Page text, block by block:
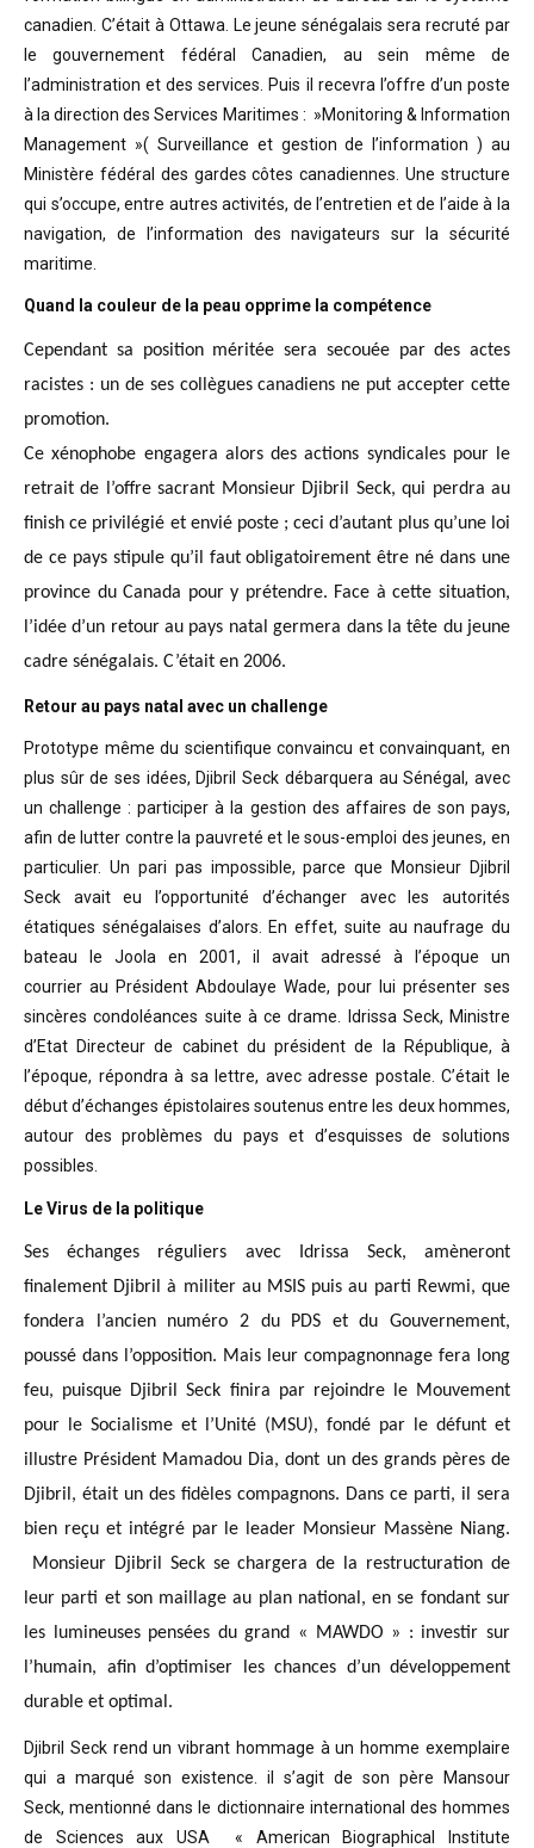
canadien. C’était à Ottawa. Le jeune sénégalais sera recruté par
le gouvernement fédéral Canadien, au sein même de
l’administration et des services. Puis il recevra l’offre d’un poste
à la direction des Services Maritimes : »Monitoring & Information
Management »( Surveillance et gestion de l’information ) au
Ministère fédéral des gardes côtes canadiennes. Une structure
qui s’occupe, entre autres activités, de l’entretien et de l’aide à la
navigation, de l’information des navigateurs sur la sécurité
maritime.
Quand la couleur de la peau opprime la compétence
Cependant sa position méritée sera secouée par des actes
racistes : un de ses collègues canadiens ne put accepter cette
promotion.
Ce xénophobe engagera alors des actions syndicales pour le
retrait de l’offre sacrant Monsieur Djibril Seck, qui perdra au
finish ce privilégié et envié poste ; ceci d’autant plus qu’une loi
de ce pays stipule qu’il faut obligatoirement être né dans une
province du Canada pour y prétendre. Face à cette situation,
l’idée d’un retour au pays natal germera dans la tête du jeune
cadre sénégalais. C’était en 2006.
Retour au pays natal avec un challenge
Prototype même du scientifique convaincu et convainquant, en
plus sûr de ses idées, Djibril Seck débarquera au Sénégal, avec
un challenge : participer à la gestion des affaires de son pays,
afin de lutter contre la pauvreté et le sous-emploi des jeunes, en
particulier. Un pari pas impossible, parce que Monsieur Djibril
Seck avait eu l’opportunité d’échanger avec les autorités
étatiques sénégalaises d’alors. En effet, suite au naufrage du
bateau le Joola en 2001, il avait adressé à l’époque un
courrier au Président Abdoulaye Wade, pour lui présenter ses
sincères condoléances suite à ce drame. Idrissa Seck, Ministre
d’Etat Directeur de cabinet du président de
la République, à
l’époque, répondra à sa lettre, avec adresse postale. C’était le
début d’échanges épistolaires soutenus entre les deux hommes,
autour des problèmes du pays et d’esquisses de solutions
possibles.
Le Virus de la politique
Ses échanges réguliers avec Idrissa Seck, amèneront
finalement Djibril à militer au MSIS puis au parti Rewmi, que
fondera l’ancien numéro 2 du PDS et du Gouvernement,
poussé dans l’opposition. Mais leur compagnonnage fera long
feu, puisque Djibril Seck finira par rejoindre le Mouvement
pour le Socialisme et l’Unité (MSU), fondé par le défunt et
illustre Président Mamadou Dia, dont un des grands pères de
Djibril, était un des fidèles compagnons. Dans ce parti, il sera
bien reçu et intégré par le leader Monsieur Massène Niang.
Monsieur Djibril Seck se chargera de la restructuration de
leur parti et son maillage au plan national, en se fondant sur
les lumineuses pensées du grand « MAWDO » : investir sur
l’humain, afin d’optimiser les chances d’un développement
durable et optimal.
Djibril Seck rend un vibrant hommage à un homme exemplaire
qui a marqué son existence. il s’agit de son père Mansour
Seck,mentionné dans le dictionnaire international des hommes
de Sciences aux USA « American Biographical Institute